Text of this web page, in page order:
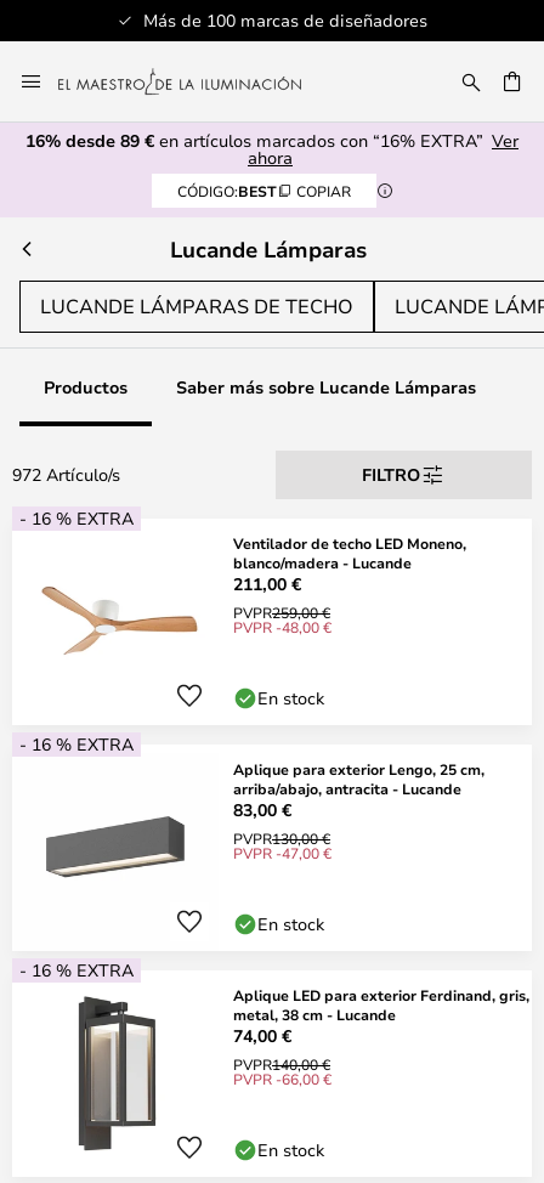
Servicio al cliente profesional
al
contenido
16% desde 89 € en artículos marcados con “16% EXTRA” Ver
ahora
CÓDIGO:BEST COPIAR
Lucande Lámparas
LUCANDE LÁMPARAS DE TECHO LUCANDE
Productos Saber más sobre Lucande Lámparas
972 Artículo/s
FILTRO
- 16 % EXTRA
Ventilador de techo LED Moneno,
blanco/madera - Lucande
211,00 €
PVPR259,00 €
PVPR -48,00 €
En stock
- 16 % EXTRA
Aplique para exterior Lengo, 25 cm,
arriba/abajo, antracita - Lucande
83,00 €
PVPR130,00 €
PVPR -47,00 €
En stock
- 16 % EXTRA
Aplique LED para exterior Ferdinand, gris,
metal, 38 cm - Lucande
74,00 €
PVPR140,00 €
PVPR -66,00 €
En stock